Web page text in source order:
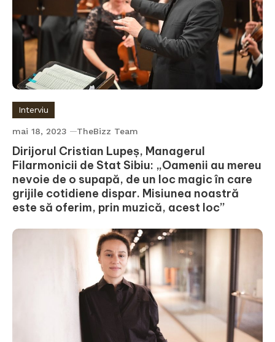
Interviu
mai 18, 2023 TheBizz Team
Dirijorul Cristian Lupeș, Managerul
Filarmonicii de Stat Sibiu: „Oamenii au mereu
nevoie de o supapă, de un loc magic în care
grijile cotidiene dispar. Misiunea noastră
este să oferim, prin muzică, acest loc”